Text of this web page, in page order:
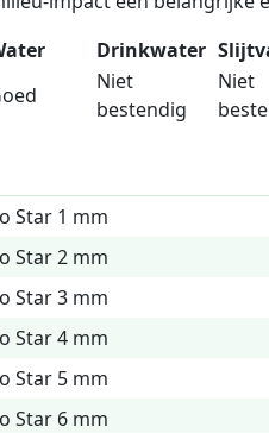
Drinkwater
Niet
bestendig
Niet
Star 1 mm
Star 2 mm
Star 3 mm
Star 4 mm
Star 5 mm
Star 6 mm